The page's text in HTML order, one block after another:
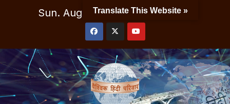
Sun. Aug 9th, 2026 11:42:50 PM
Translate This Website »